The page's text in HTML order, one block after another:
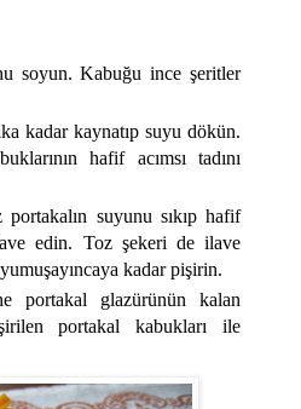
soyun. Kabuğu ince şeritler
kadar kaynatıp suyu dökün.
hafif acımsı tadını
suyunu sıkıp hafif
edin. Toz şekeri de ilave
kadar pişirin.
portakal glazürünün kalan
portakal kabukları ile